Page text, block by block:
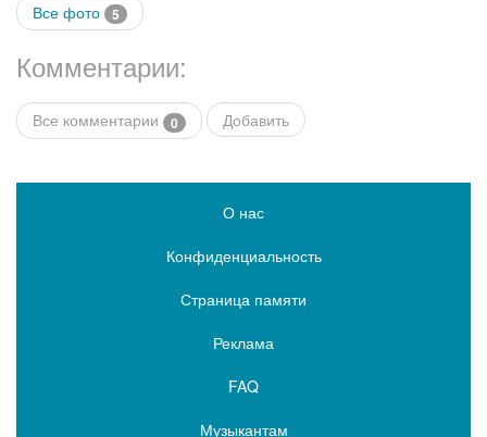
Все фото 5
Комментарии:
Все комментарии 0 Добавить
О нас
Конфиденциальность
Страница памяти
Реклама
FAQ
Музыкантам